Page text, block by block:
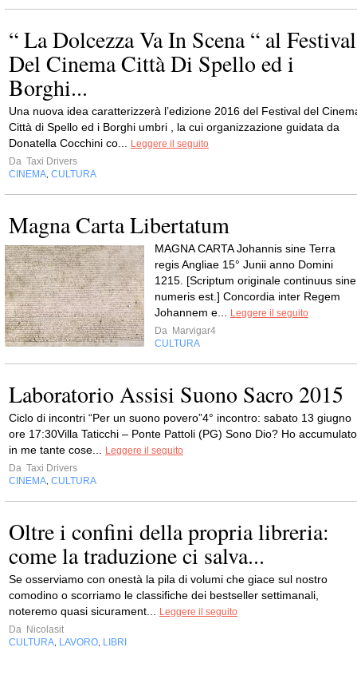
“ La Dolcezza Va In Scena “ al Festival
Del Cinema Città Di Spello ed i
Borghi...
Una nuova idea caratterizzerà l’edizione 2016 del Festival del
Città di Spello ed i Borghi umbri , la cui organizzazione guidata da
Donatella Cocchini co...
Leggere il seguito
Da Taxi Drivers
CINEMA CULTURA
Magna Carta Libertatum
MAGNA CARTA Johannis sine Terra
regis Angliae 15° Junii anno Domini
1215. [Scriptum originale continuus sine
numeris est.] Concordia inter Regem
Johannem e...
Leggere il seguito
Da Marvigar4
CULTURA
Laboratorio Assisi Suono Sacro 2015
Ciclo di incontri “Per un suono povero”4° incontro: sabato 13 giugno
ore 17:30Villa Taticchi – Ponte Pattoli (PG) Sono Dio? Ho accumulato
in me tante cose...
Leggere il seguito
Da Taxi Drivers
CINEMA CULTURA
Oltre i confini della propria libreria:
come la traduzione ci salva...
Se osserviamo con onestà la pila di volumi che giace sul nostro
comodino o scorriamo le classifiche dei bestseller settimanali,
noteremo quasi sicurament...
Leggere il seguito
Da Nicolasit
CULTURA LAVORO LIBRI